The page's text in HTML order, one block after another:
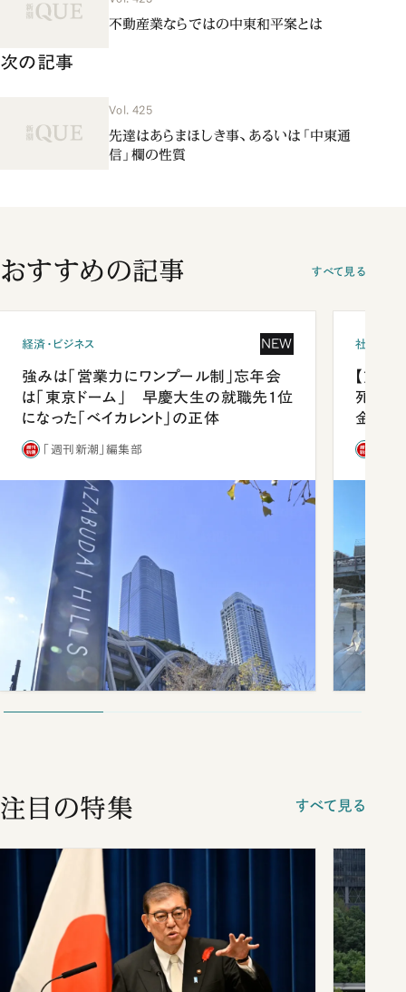
不動産業ならではの中東和平案とは
次の記事
Vol. 425
先達はあらまほしき事、あるいは「中東通
信」欄の性質
おすすめの記事 すべて見る
経済・ビジネス NEW
強みは「営業力にワンプール制」忘年会
は「東京ドーム」 早慶大生の就職先1位
になった「ベイカレント」の正体
「週刊新潮」編集部
社会
【熊本
死を分
金」
注目の特集 すべて見る